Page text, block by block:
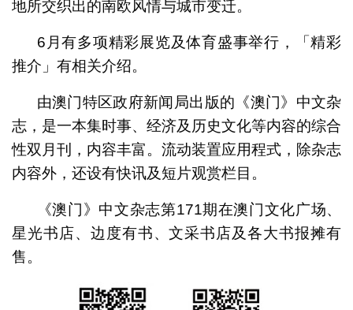
地所交织出的南欧风情与城市变迁。
6月有多项精彩展览及体育盛事举行，「精彩
推介」有相关介绍。
由澳门特区政府新闻局出版的《澳门》中文杂
志，是一本集时事、经济及历史文化等内容的综合
性双月刊，内容丰富。流动装置应用程式，除杂志
内容外，还设有快讯及短片观赏栏目。
《澳门》中文杂志第171期在澳门文化广场、
星光书店、边度有书、文采书店及各大书报摊有
售。